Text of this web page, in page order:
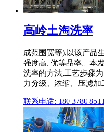
高岭土淘洗率
成范围宽等),以该产品
强度高, 优等品率。本
洗率的方法,工艺步骤
力分级、浓缩、压滤加
联系电话: 180 3780 8511